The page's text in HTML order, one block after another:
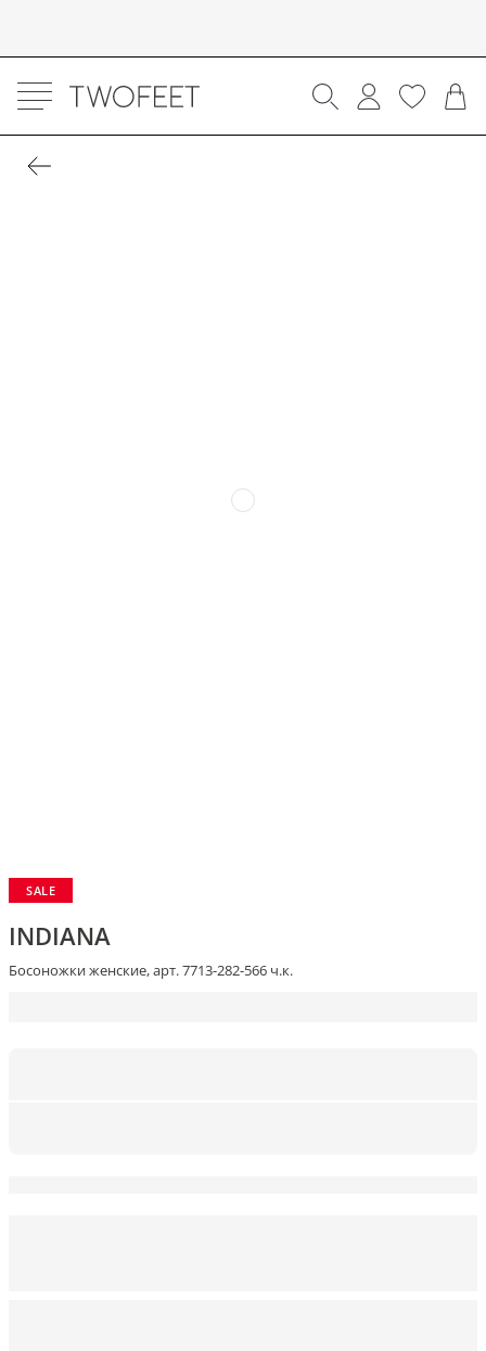
SALE
INDIANA
Босоножки женские, арт. 7713-282-566 ч.к.